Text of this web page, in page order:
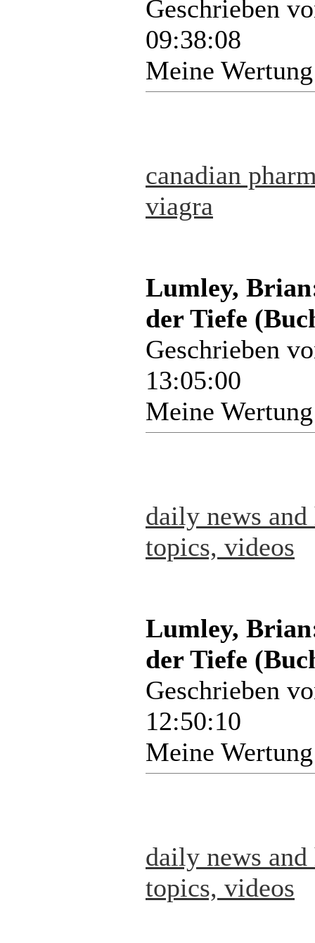
Geschrieben
09:38:08
Meine
canadian
viagra
Lumley,
der Tiefe
Geschrieben
13:05:00
Meine
daily news
topics, videos
Lumley,
der Tiefe
Geschrieben
12:50:10
Meine
daily news
topics, videos